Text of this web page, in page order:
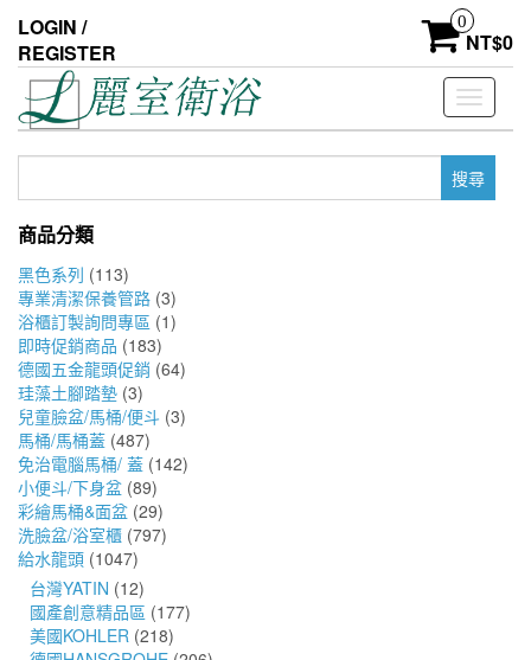
the
content
LOGIN /
REGISTER
0
NT$0
Toggle
鍵
商品分類
黑色系列 (113)
專業清潔保養管路 (3)
浴櫃訂製詢問專區 (1)
即時促銷商品 (183)
德國五金龍頭促銷 (64)
珪藻土腳踏墊 (3)
兒童臉盆/馬桶/便斗 (3)
馬桶/馬桶蓋 (487)
免治電腦馬桶/ 蓋 (142)
小便斗/下身盆 (89)
彩繪馬桶&面盆 (29)
洗臉盆/浴室櫃 (797)
給水龍頭 (1047)
台灣YATIN (12)
國產創意精品區 (177)
美國KOHLER (218)